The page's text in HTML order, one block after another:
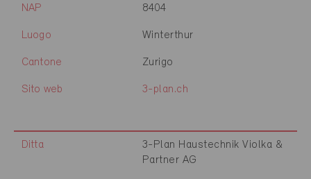
NAP 8404
Luogo Winterthur
Cantone Zurigo
Sito web 3-plan.ch
Ditta
3-Plan Haustechnik Violka &
Partner AG